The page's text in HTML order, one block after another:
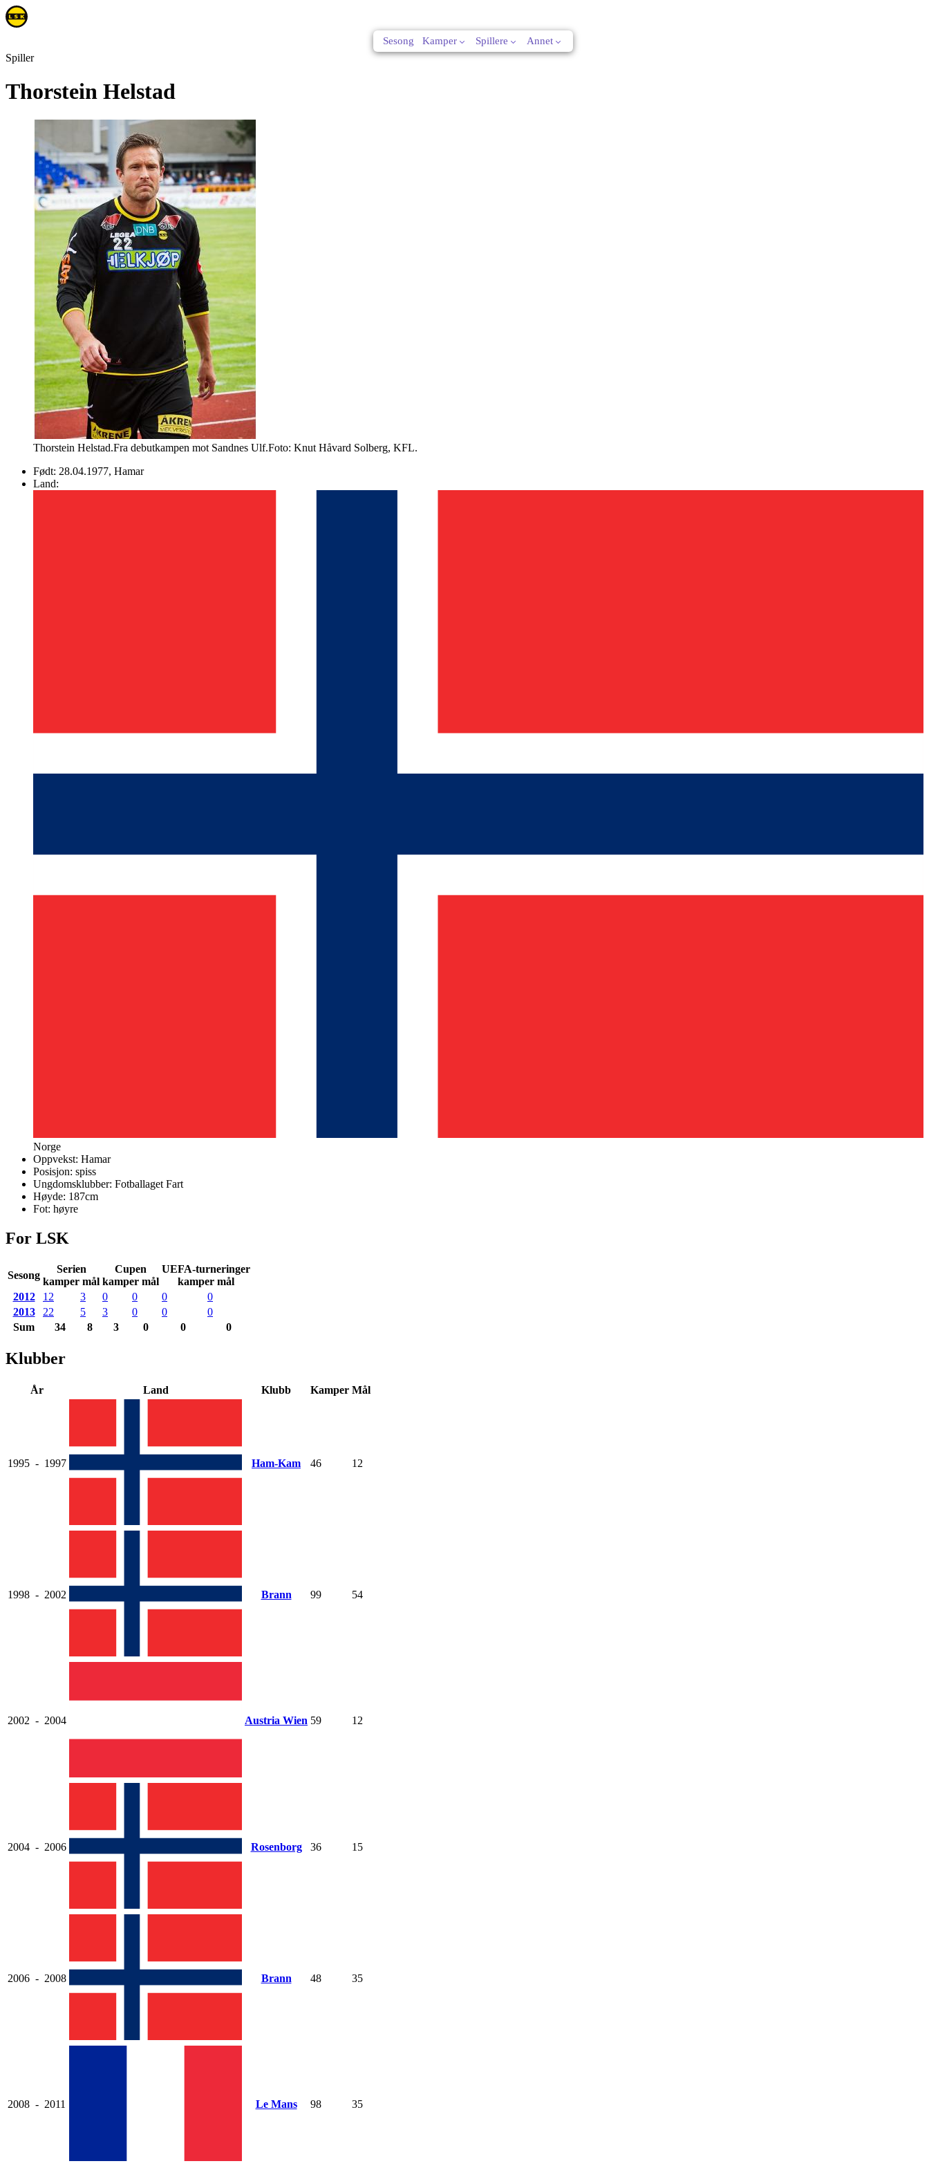
Sesong Kamper Spillere Annet
Spiller
Thorstein Helstad
Thorstein Helstad.Fra debutkampen mot Sandnes Ulf.Foto: Knut Håvard Solberg, KFL.
Født: 28.04.1977, Hamar
Land:
Norge
Oppvekst: Hamar
Posisjon: spiss
Ungdomsklubber: Fotballaget Fart
Høyde: 187cm
Fot: høyre
For LSK
Sesong
Serien
kamper mål
Cupen
kamper mål
UEFA-turneringer
kamper mål
2012
12 3 0 0 0
0
2013
22 5 3 0 0
0
Sum
34 8 3 0 0 0
Klubber
År Land Klubb Kamper Mål
1995 - 1997 Ham-Kam 46 12
1998 - 2002 Brann 99 54
2002 - 2004 Austria Wien 59 12
2004 - 2006 Rosenborg 36 15
2006 - 2008 Brann 48 35
2008 - 2011 Le Mans 98 35